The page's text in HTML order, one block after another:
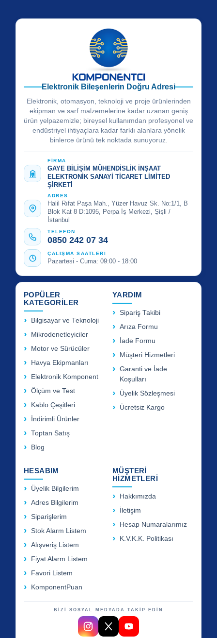
Elektronik Bileşenlerin Doğru Adresi
Elektronik, otomasyon, teknoloji ve proje ürünlerinden
ekipman ve sarf malzemelerine kadar uzanan geniş
ürün yelpazemizle; bireysel kullanımdan profesyonel ve
endüstriyel ihtiyaçlara kadar farklı alanlara yönelik
binlerce ürünü tek noktada sunuyoruz.
FİRMA
GAYE BİLİŞİM MÜHENDİSLİK İNŞAAT
ELEKTRONİK SANAYİ TİCARET LİMİTED
ŞİRKETİ
ADRES
Halil Rıfat Paşa Mah., Yüzer Havuz Sk. No:1/1, B
Blok Kat 8 D:1095, Perpa İş Merkezi, Şişli /
İstanbul
TELEFON
0850 242 07 34
ÇALIŞMA SAATLERİ
Pazartesi - Cuma: 09:00 - 18:00
POPÜLER
KATEGORİLER
Bilgisayar ve Teknoloji
Mikrodenetleyiciler
Motor ve Sürücüler
Havya Ekipmanları
Elektronik Komponent
Ölçüm ve Test
Kablo Çeşitleri
İndirimli Ürünler
Toptan Satış
Blog
YARDIM
Sipariş Takibi
Arıza Formu
İade Formu
Müşteri Hizmetleri
Garanti ve İade
Koşulları
Üyelik Sözleşmesi
Ücretsiz Kargo
HESABIM
Üyelik Bilgilerim
Adres Bilgilerim
Siparişlerim
Stok Alarm Listem
Alışveriş Listem
Fiyat Alarm Listem
Favori Listem
KomponentPuan
MÜŞTERİ
HİZMETLERİ
Hakkımızda
İletişim
Hesap Numaralarımız
K.V.K.K. Politikası
BİZİ SOSYAL MEDYADA TAKİP EDİN